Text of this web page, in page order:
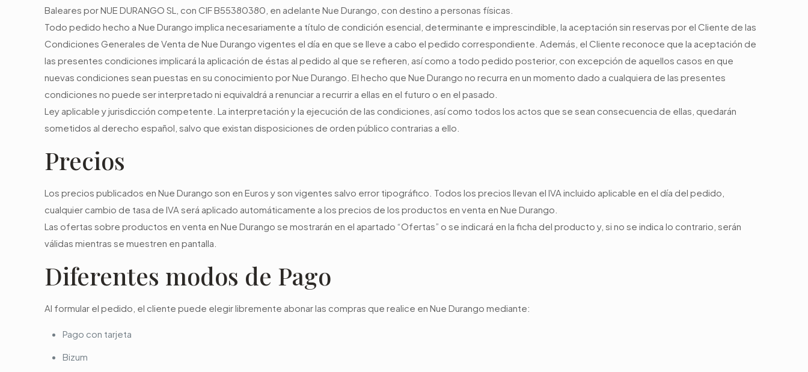
Baleares por NUE DURANGO SL, con CIF B55380380, en adelante Nue Durango, con destino a personas físicas.
Todo pedido hecho a Nue Durango implica necesariamente a título de condición esencial, determinante e imprescindible, la aceptación sin reservas por el Cliente de las
Condiciones Generales de Venta de Nue Durango vigentes el día en que se lleve a cabo el pedido correspondiente. Además, el Cliente reconoce que la aceptación de
las presentes condiciones implicará la aplicación de éstas al pedido al que se refieren, así como a todo pedido posterior, con excepción de aquellos casos en que
nuevas condiciones sean puestas en su conocimiento por Nue Durango. El hecho que Nue Durango no recurra en un momento dado a cualquiera de las presentes
condiciones no puede ser interpretado ni equivaldrá a renunciar a recurrir a ellas en el futuro o en el pasado.
Ley aplicable y jurisdicción competente. La interpretación y la ejecución de las condiciones, así como todos los actos que se sean consecuencia de ellas, quedarán
sometidos al derecho español, salvo que existan disposiciones de orden público contrarias a ello.
Precios
Los precios publicados en Nue Durango son en Euros y son vigentes salvo error tipográfico. Todos los precios llevan el IVA incluido aplicable en el día del pedido,
cualquier cambio de tasa de IVA será aplicado automáticamente a los precios de los productos en venta en Nue Durango.
Las ofertas sobre productos en venta en Nue Durango se mostrarán en el apartado “Ofertas” o se indicará en la ficha del producto y, si no se indica lo contrario, serán
válidas mientras se muestren en pantalla.
Diferentes modos de Pago
Al formular el pedido, el cliente puede elegir libremente abonar las compras que realice en Nue Durango mediante:
Pago con tarjeta
Bizum